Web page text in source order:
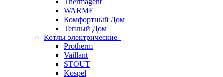
Thermagent
WARME
Комфортный Дом
Теплый Дом
Котлы электрические
Protherm
Vaillant
STOUT
Kospel